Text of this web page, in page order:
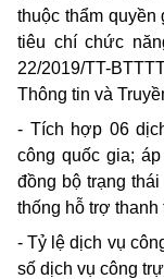
thuộc thẩm
tiêu chí chức
22/2019/TT-
Thông tin và
- Tích hợp 06
công quốc gia;
đồng bộ trạng
thống hỗ trợ thanh
- Tỷ lệ dịch vụ
số dịch vụ công